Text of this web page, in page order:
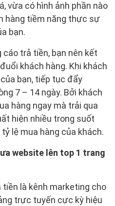
vừa có hình ảnh phần nào
hàng tiềm năng thực sự
bạn.
trả tiền, bạn nên kết
khách hàng. Khi khách
bạn, tiếp tục đẩy
7 – 14 ngày. Bởi khách
hàng ngay mà trải qua
hiện nhiều trong suốt
lệ mua hàng của khách.
website lên top 1 trang
tiền là kênh marketing cho
trực tuyến cực kỳ hiệu